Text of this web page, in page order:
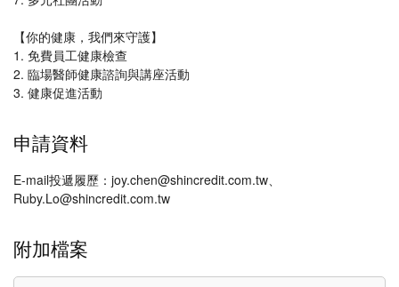
【你的健康，我們來守護】
1. 免費員工健康檢查
2. 臨場醫師健康諮詢與講座活動
3. 健康促進活動
申請資料
E-mail投遞履歷：joy.chen@shincredit.com.tw、
Ruby.Lo@shincredit.com.tw
附加檔案